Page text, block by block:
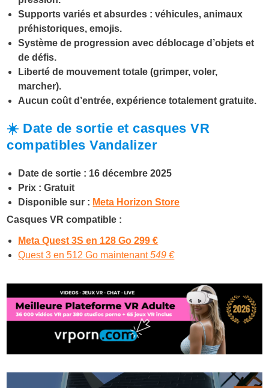
Supports variés et absurdes : véhicules, animaux
préhistoriques, emojis.
Système de progression avec déblocage d’objets et
de défis.
Liberté de mouvement totale (grimper, voler,
marcher).
Aucun coût d’entrée, expérience totalement gratuite.
☀️ Date de sortie et casques VR
compatibles Vandalizer
Date de sortie : 16 décembre 2025
Prix : Gratuit
Disponible sur : Meta Horizon Store
Casques VR compatible :
Meta Quest 3S en 128 Go 299 €
Quest 3 en 512 Go maintenant549 €